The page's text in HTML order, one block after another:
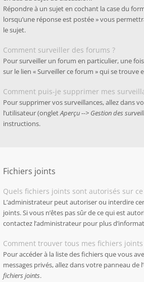
Répondre à un sujet en cochant la case du
lorsqu’une réponse est postée » vous
le sujet.
Comment surveiller des forums ?
Pour surveiller un forum en particulier, une
sur le lien « Surveiller ce forum » qui se trouve
Comment puis-je supprimer mes
Pour supprimer vos surveillances, allez dans
l’utilisateur (ongletAperçu --> Gestion des
instructions.
Fichiers joints
Quels fichiers joints sont autorisés sur
L’administrateur peut autoriser ou interdire
joints. Si vous n’êtes pas sûr de ce qui est
contactez l’administrateur pour plus
Comment trouver tous mes fichiers joints
Pour accéder à la liste des fichiers que vous
messages privés, allez dans votre panneau de
fichiers joints.